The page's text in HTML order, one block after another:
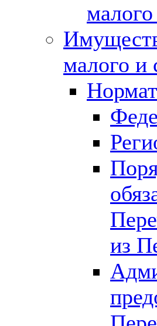
малого и
из